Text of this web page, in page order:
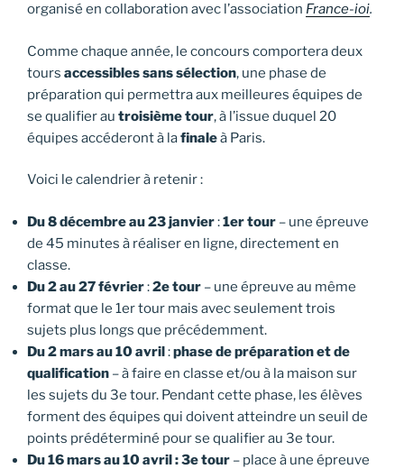
organisé en collaboration avec l’association France-ioi.
Comme chaque année, le concours comportera deux
tours accessibles sans sélection, une phase de
préparation qui permettra aux meilleures équipes de
se qualifier au troisième tour, à l’issue duquel 20
équipes accéderont à lafinaleà Paris.
Voici le calendrier à retenir :
Du 8 décembre au 23 janvier:1er tour – une épreuve
de 45 minutes à réaliser en ligne, directement en
classe.
Du 2 au 27 février:2e tour – une épreuve au même
format que le 1er tour mais avec seulement trois
sujets plus longs que précédemment.
Du 2 mars au 10 avril:phase de préparation et de
qualification – à faire en classe et/ou à la maison sur
les sujets du 3e tour. Pendant cette phase, les élèves
forment des équipes qui doivent atteindre un seuil de
points prédéterminé pour se qualifier au 3e tour.
Du 16 mars au 10 avril : 3e tour – place à une épreuve